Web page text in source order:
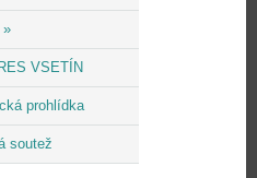
»
VSETÍN
prohlídka
soutež